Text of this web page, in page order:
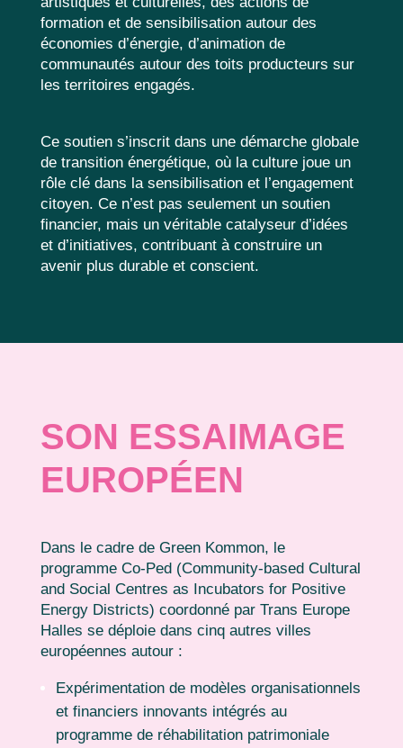
formation et de sensibilisation autour des
économies d’énergie, d’animation de
communautés autour des toits producteurs sur
les territoires engagés.
Ce soutien s’inscrit dans une démarche globale
de transition énergétique, où la culture joue un
rôle clé dans la sensibilisation et l’engagement
citoyen. Ce n’est pas seulement un soutien
financier, mais un véritable catalyseur d’idées
et d’initiatives, contribuant à construire un
avenir plus durable et conscient.
SON ESSAIMAGE
EUROPÉEN
Dans le cadre de Green Kommon, le
programme Co-Ped (Community-based Cultural
and Social Centres as Incubators for Positive
Energy Districts) coordonné par Trans Europe
Halles se déploie dans cinq autres villes
européennes autour :
Expérimentation de modèles organisationnels
et financiers innovants intégrés au
programme de réhabilitation patrimoniale